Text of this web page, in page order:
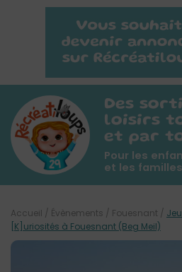
Des
loisirs
et par
Pour les
et les
Accueil / Évènements / Fouesnant /
[K]uriosités à Fouesnant (Beg Meil)